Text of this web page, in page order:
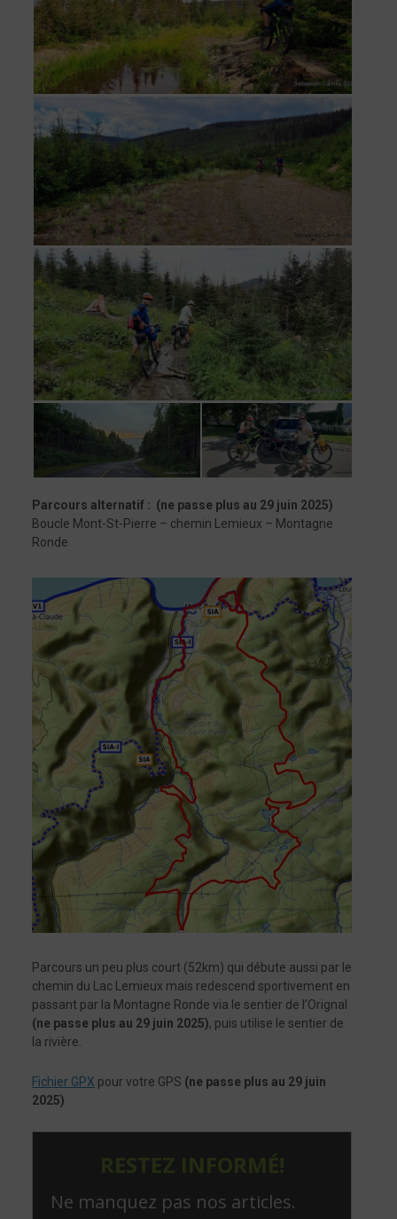
Parcours alternatif : (ne passe plus au 29 juin 2025)
Boucle Mont-St-Pierre – chemin Lemieux – Montagne
Ronde
Parcours un peu plus court (52km) qui débute aussi par le
chemin du Lac Lemieux mais redescend sportivement en
passant par la Montagne Ronde via le sentier de l’Orignal
(ne passe plus au 29 juin 2025), puis utilise le sentier de
la rivière.
Fichier GPX pour votre GPS (ne passe plus au 29 juin
2025)